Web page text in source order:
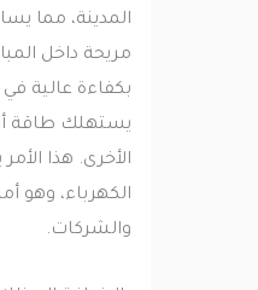
المدينة، مما يساعد
مريحة داخل المباني.
بكفاءة عالية في
يستهلك طاقة أقل
الأخرى. هذا الأمر
الكهرباء، وهو أمر
والشركات.